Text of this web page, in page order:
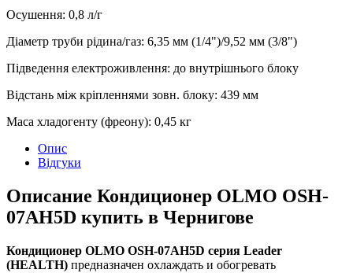
Осушення: 0,8 л/г
Діаметр труби рідина/газ: 6,35 мм (1/4")/9,52 мм (3/8")
Підведення електроживлення: до внутрішнього блоку
Відстань між кріпленнями зовн. блоку: 439 мм
Маса хладогенту (фреону): 0,45 кг
Опис
Відгуки
Описание Кондиционер OLMO OSH-
07AH5D купить в Чернигове
Кондиционер OLMO OSH-07AH5D серия Leader
(HEALTH) предназначен охлаждать и обогревать